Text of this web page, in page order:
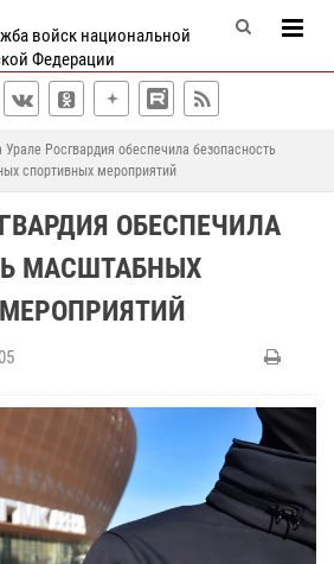
войск национальной
Федерации
Урале Росгвардия обеспечила безопасность
спортивных мероприятий
ОБЕСПЕЧИЛА
МАСШТАБНЫХ